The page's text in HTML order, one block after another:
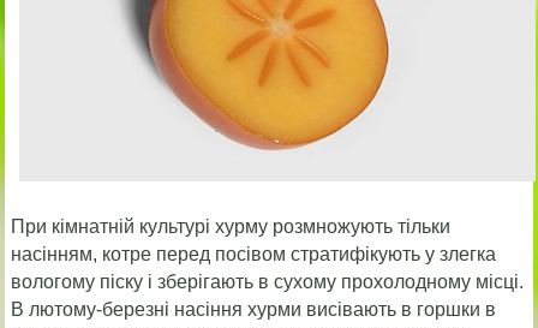
При кімнатній культурі хурму розмножують тільки
насінням, котре перед посівом стратифікують у злегка
вологому піску і зберігають в сухому прохолодному місці.
В лютому-березні насіння хурми висівають в горшки в